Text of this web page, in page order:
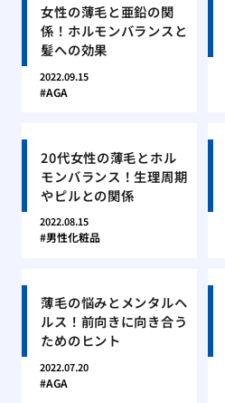
女性の薄毛と亜鉛の関
係！ホルモンバランスと
髪への効果
2022.09.15
AGA
20代女性の薄毛とホル
モンバランス！生理周期
やピルとの関係
2022.08.15
男性化粧品
薄毛の悩みとメンタルヘ
ルス！前向きに向き合う
ためのヒント
2022.07.20
AGA